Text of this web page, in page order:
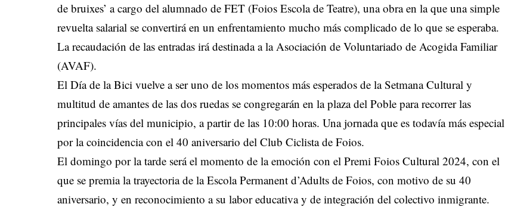
de bruixes’ a cargo del alumnado de FET (Foios Escola de Teatre), una obra en la que una simple
revuelta salarial se convertirá en un enfrentamiento mucho más complicado de lo que se esperaba.
La recaudación de las entradas irá destinada a la Asociación de Voluntariado de Acogida Familiar
(AVAF).
El Día de la Bici vuelve a ser uno de los momentos más esperados de la Setmana Cultural y
multitud de amantes de las dos ruedas se congregarán en la plaza del Poble para recorrer las
principales vías del municipio, a partir de las 10:00 horas. Una jornada que es todavía más especial
por la coincidencia con el 40 aniversario del Club Ciclista de Foios.
El domingo por la tarde será el momento de la emoción con el Premi Foios Cultural 2024, con el
que se premia la trayectoria de la Escola Permanent d’Adults de Foios, con motivo de su 40
aniversario, y en reconocimiento a su labor educativa y de integración del colectivo inmigrante.